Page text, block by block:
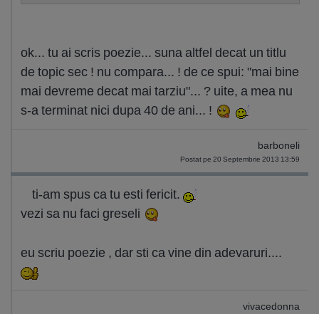
ok... tu ai scris poezie... suna altfel decat un titlu
de topic sec ! nu compara... ! de ce spui: "mai bine
mai devreme decat mai tarziu"... ? uite, a mea nu
s-a terminat nici dupa 40 de ani... !
barboneli
Postat pe 20 Septembrie 2013 13:59
ti-am spus ca tu esti fericit.
vezi sa nu faci greseli
eu scriu poezie , dar sti ca vine din adevaruri....
vivacedonna